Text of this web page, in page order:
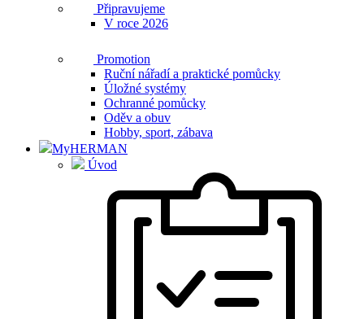
Připravujeme
V roce 2026
Promotion
Ruční nářadí a praktické pomůcky
Úložné systémy
Ochranné pomůcky
Oděv a obuv
Hobby, sport, zábava
MyHERMAN
Úvod